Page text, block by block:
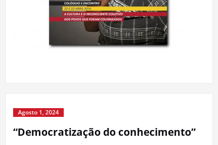
Agosto 1, 2024
“Democratização do conhecimento”